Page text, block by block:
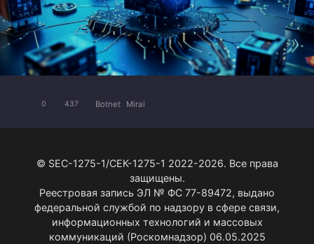
0 437 Botnet Mirai
© SEC-1275-1/СЕК-1275-1 2022-2026. Все права
защищены.
Реестровая запись ЭЛ № ФС 77-89472, выдано
федеральной службой по надзору в сфере связи,
информационных технологий и массовых
коммуникаций (Роскомнадзор) 06.05.2025